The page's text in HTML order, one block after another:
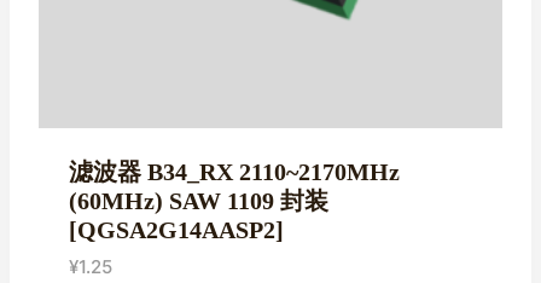
滤波器 B34_RX 2110~2170MHz
(60MHz) SAW 1109 封装
[QGSA2G14AASP2]
¥1.25